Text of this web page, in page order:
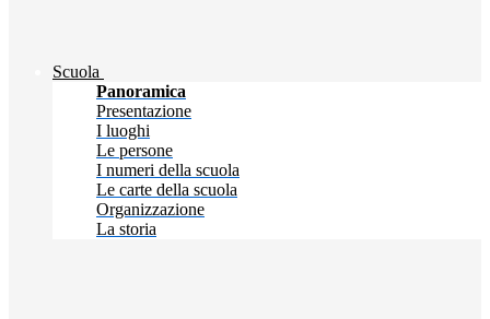
Scuola
Panoramica
Presentazione
I luoghi
Le persone
I numeri della scuola
Le carte della scuola
Organizzazione
La storia